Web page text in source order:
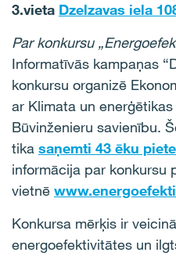
3.vieta Dzelzavas iela
Par konkursu
Informatīvās kampaņas
konkursu organizē
ar Klimata un
Būvinženieru savienību.
tika saņemti 43 ēku
informācija par konkursu
vietnē
Konkursa mērķis ir
energoefektivitātes un